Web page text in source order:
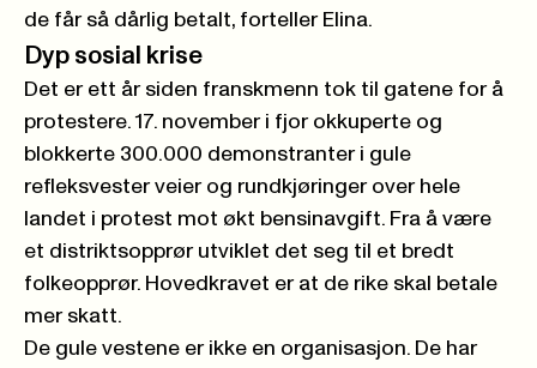
de får så dårlig betalt, forteller Elina.
Dyp sosial krise
Det er ett år siden franskmenn tok til gatene for å
protestere. 17. november i fjor okkuperte og
blokkerte 300.000 demonstranter i gule
refleksvester veier og rundkjøringer over hele
landet i protest mot økt bensinavgift. Fra å være
et distriktsopprør utviklet det seg til et bredt
folkeopprør. Hovedkravet er at de rike skal betale
mer skatt.
De gule vestene er ikke en organisasjon. De har